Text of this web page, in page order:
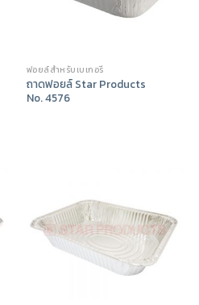
ฟอยล์สำหรับเบเกอรี่
ถาดฟอยล์ Star Products
No. 4576